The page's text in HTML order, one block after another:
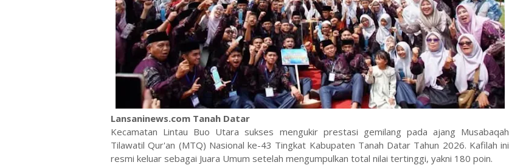
Lansaninews.com Tanah Datar
Kecamatan Lintau Buo Utara sukses mengukir prestasi gemilang pada ajang Musabaqah
Tilawatil Qur'an (MTQ) Nasional ke-43 Tingkat Kabupaten Tanah Datar Tahun 2026. Kafilah ini
resmi keluar sebagai Juara Umum setelah mengumpulkan total nilai tertinggi, yakni 180 poin.